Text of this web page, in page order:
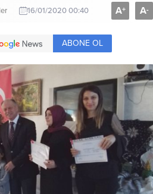
16/01/2020 00:40 A+ A-
ABONE OL